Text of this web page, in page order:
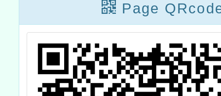
Page